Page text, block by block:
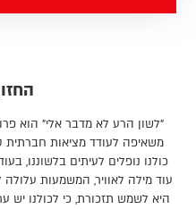
"לשון הרע לא מדבר אלי" הוא
משאיפה לעודד מציאות חברתית
כולנו נופלים לעיתים בלשוננו,
עוד מילה לאוויר, המשמעות
היא לשמש תזכורת, כי לכולנו